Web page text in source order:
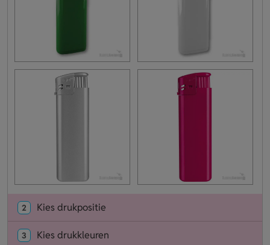
2 Kies drukpositie
3 Kies drukkleuren